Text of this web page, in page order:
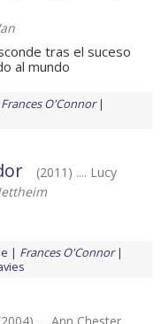
tras el suceso
al mundo
Frances O'Connor
(2011) .... Lucy
Frances O'Connor